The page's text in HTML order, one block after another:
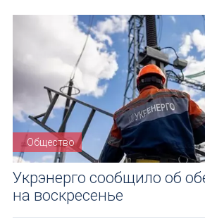
Общество
Укрэнерго сообщило об
на воскресенье